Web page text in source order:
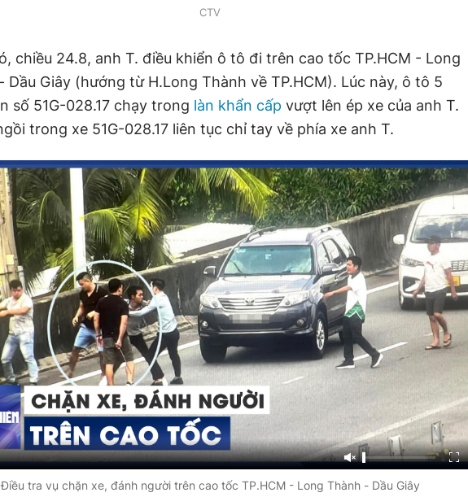
CTV
chiều 24.8, anh T. điều khiển ô tô đi trên cao tốc TP.HCM - Long
Dầu Giây (hướng từ H.Long Thành về TP.HCM). Lúc này, ô tô 5
số 51G-028.17 chạy trong làn khẩn cấp vượt lên ép xe của anh T.
trong xe 51G-028.17 liên tục chỉ tay về phía xe anh T.
Điều tra vụ chặn xe, đánh người trên cao tốc TP.HCM - Long Thành - Dầu Giây